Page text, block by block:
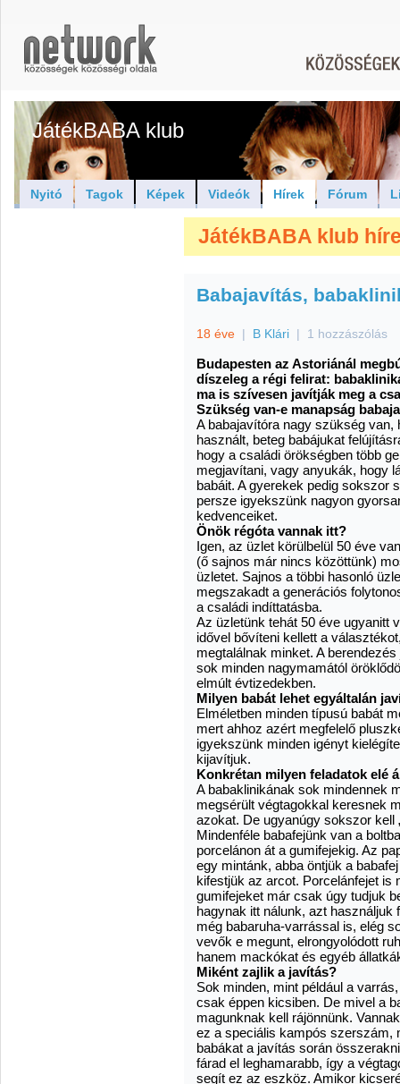
JátékBABA klub
Nyitó Tagok Képek Videók Hírek Fórum
JátékBABA klub
Babajavítás,
18 éve | B Klári | 1 hozzászólás
Budapesten az Astoriánál
díszeleg a régi felirat:
ma is szívesen javítják meg a
Szükség van-e manapság
A babajavítóra nagy szükség
használt, beteg babájukat
hogy a családi örökségben több
megjavítani, vagy anyukák, hogy
babáit. A gyerekek pedig sokszor
persze igyekszünk nagyon
kedvenceiket.
Önök régóta vannak itt?
Igen, az üzlet körülbelül 50 éve
(ő sajnos már nincs közöttünk)
üzletet. Sajnos a többi hasonló
megszakadt a generációs
a családi indíttatásba.
Az üzletünk tehát 50 éve ugyanitt
idővel bővíteni kellett a
megtalálnak minket. A
sok minden nagymamától
elmúlt évtizedekben.
Milyen babát lehet egyáltalán
Elméletben minden típusú babát
mert ahhoz azért megfelelő
igyekszünk minden igényt
kijavítjuk.
Konkrétan milyen feladatok elé
A babaklinikának sok mindennek
megsérült végtagokkal keresnek
azokat. De ugyanúgy sokszor kell
Mindenféle babafejünk van a
porcelánon át a gumifejekig. Az
egy mintánk, abba öntjük a
kifestjük az arcot. Porcelánfejet is
gumifejeket már csak úgy tudjuk
hagynak itt nálunk, azt
még babaruha-varrással is, elég
vevők e megunt, elrongyolódott
hanem mackókat és egyéb
Miként zajlik a javítás?
Sok minden, mint például a
csak éppen kicsiben. De mivel a
magunknak kell rájönnünk.
ez a speciális kampós szerszám,
babákat a javítás során
fárad el leghamarabb, így a
segít ez az eszköz. Amikor